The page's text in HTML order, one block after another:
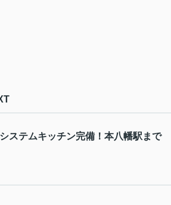
ステムキッチン完備！本八幡駅まで